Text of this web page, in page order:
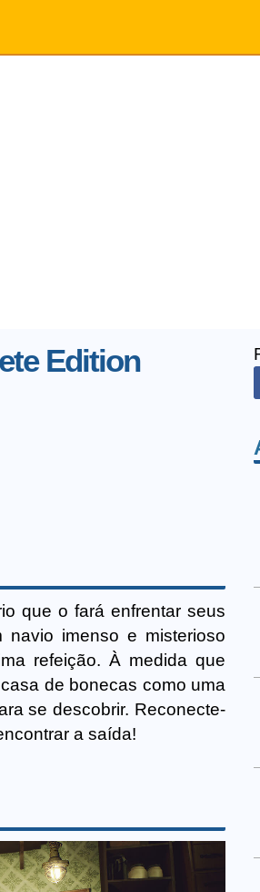
Edition
que o fará enfrentar seus
imenso e misterioso
refeição. À medida que
de bonecas como uma
se descobrir. Reconecte-
a saída!